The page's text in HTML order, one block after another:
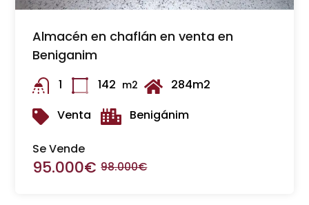
Almacén en chaflán en venta en
Beniganim
1 142 m2
284m2
Venta
Benigánim
Se Vende
95.000€ 98.000€